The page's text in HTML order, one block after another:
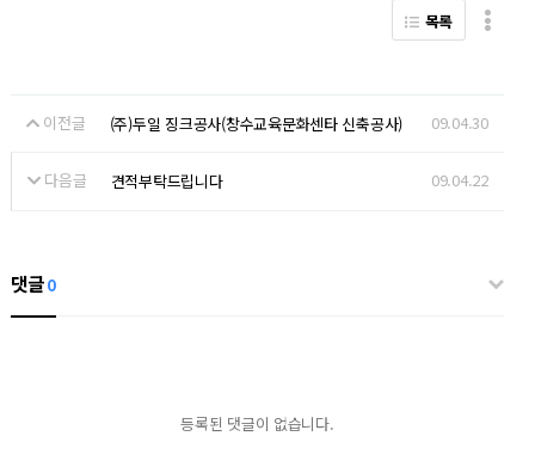
목록
이전글 (주)두일 징크공사(창수교육문화센타 신축공사) 09.04.30
다음글 견적부탁드립니다 09.04.22
댓글0
등록된 댓글이 없습니다.